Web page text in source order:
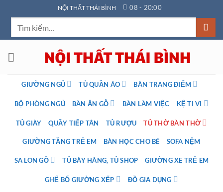
qua
dung
NỘI THẤT THÁI BÌNH 08 - 20:00
GIƯỜNG NGỦ TỦ QUẦN ÁO BÀN TRANG ĐIỂM
BỘ PHÒNG NGỦ BÀN ĂN GỖ BÀN LÀM VIỆC KỆ TI VI
TỦ GIÀY QUẦY TIẾP TÂN TỦ RƯỢU TỦ THỜ BÀN THỜ
GIƯỜNG TẦNG TRẺ EM BÀN HỌC CHO BÉ SOFA NỆM
SA LON GỖ TỦ BÀY HÀNG, TỦ SHOP GIƯỜNG XE TRẺ EM
GHẾ BỐ GIƯỜNG XẾP ĐỒ GIA DỤNG